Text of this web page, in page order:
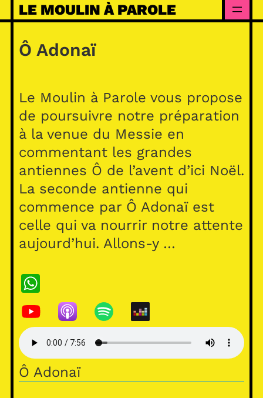
Skip
to
content
LE MOULIN À PAROLE
Ô Adonaï
Le Moulin à Parole vous propose
de poursuivre notre préparation
à la venue du Messie en
commentant les grandes
antiennes Ô de l’avent d’ici Noël.
La seconde antienne qui
commence par Ô Adonaï est
celle qui va nourrir notre attente
aujourd’hui. Allons-y …
WhatsApp
Ô Adonaï